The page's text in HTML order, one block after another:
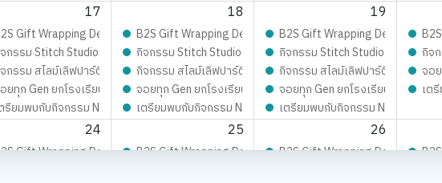
17 18 19
2026 LIVE Playfull: ส่งมอบความสุข สนุกจอยทุกเจน
Gift Wrapping Design contest 2026 LIVE Playfull: ส่งมอบความสุข สนุกจอยทุกเจน
B2S Gift Wrapping Design contest 2026 LIVE Playfull: ส่งม
B2S Gift Wrapping Design
าผืนงาม ด้วยจักรเย็บผ้าคู่ใจ
กรรม Stitch Studio - เสกสรรผ้าผืนงาม ด้วยจักรเย็บผ้าคู่ใจ
กิจกรรม Stitch Studio - เสกสรรผ้าผืนงาม ด้วยจักรเย็บผ้าคู่ใจ
กิจกรรม Stitch Studio - เสกสรร
กิจ
งมิ้ง - Magical SLIME LOVE PARTY By Elmer’s
กรรม สไลม์เลิฟปาร์ตี้ ปั้นสนุกสุดมุ้งมิ้ง - Magical SLIME LOVE PARTY By Elmer’s
กิจกรรม สไลม์เลิฟปาร์ตี้ ปั้นสนุกสุดมุ้งมิ้ง - Magical SLIME LOVE
กิจกรรม สไลม์เลิฟปาร์ตี้ ปั้นสนุกสุด
จอ
ยทุก Gen ยกโรงเรียน จอยทุก Gen ยกโรงเรียน จอยทุก Gen ยกโรงเรียน เต
Journey On Tour !!
รียมพบกับกิจกรรม New Trainer Journey On Tour !!เตรียมพบกับกิจกรรม New Trainer Journey On Tour !!
เตรียมพบกับกิจกรรม New Trainer
24 25 26
2026 LIVE Playfull: ส่งมอบความสุข สนุกจอยทุกเจน
Gift Wrapping Design contest 2026 LIVE Playfull: ส่งมอบความสุข สนุกจอยทุกเจน
B2S Gift Wrapping Design contest 2026 LIVE Playfull: ส่งม
B2S Gift Wrapping Design